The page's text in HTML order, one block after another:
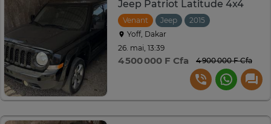
Jeep Patriot Latitude 4x4
Venant Jeep 2015
Yoff, Dakar
26. mai, 13:39
4 500 000 F Cfa 4 900 000 F Cfa